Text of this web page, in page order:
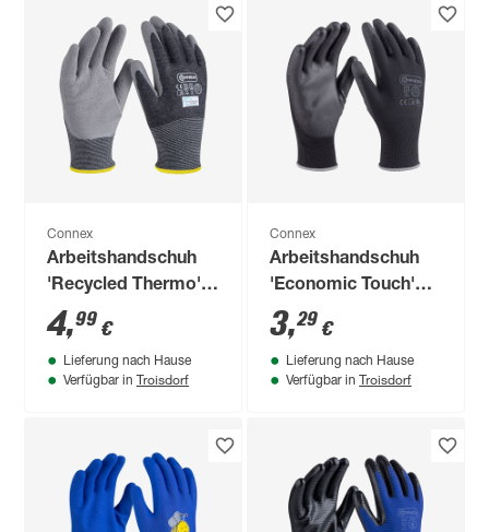
Connex
Arbeitshandschuh
'Recycled Thermo'
schwarz/weiß/grau
Größe 10/XL
4,99 €
Lieferung nach Hause
Verfügbar in Troisdorf
Connex
Arbeitshandschuh
'Economic Touch'
schwarz Größe 9/L
3,29 €
Lieferung nach Hause
Verfügbar in Troisdorf